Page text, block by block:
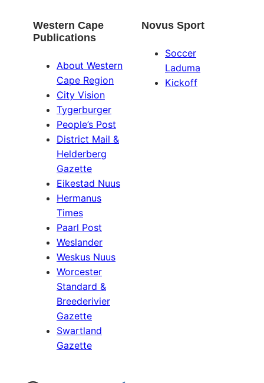
Western Cape
Publications
About Western
Cape Region
City Vision
Tygerburger
People’s Post
District Mail &
Helderberg
Gazette
Eikestad Nuus
Hermanus
Times
Paarl Post
Weslander
Weskus Nuus
Worcester
Standard &
Breederivier
Gazette
Swartland
Gazette
Novus Sport
Soccer
Laduma
Kickoff